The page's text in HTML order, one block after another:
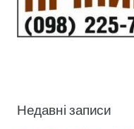
Недавні записи